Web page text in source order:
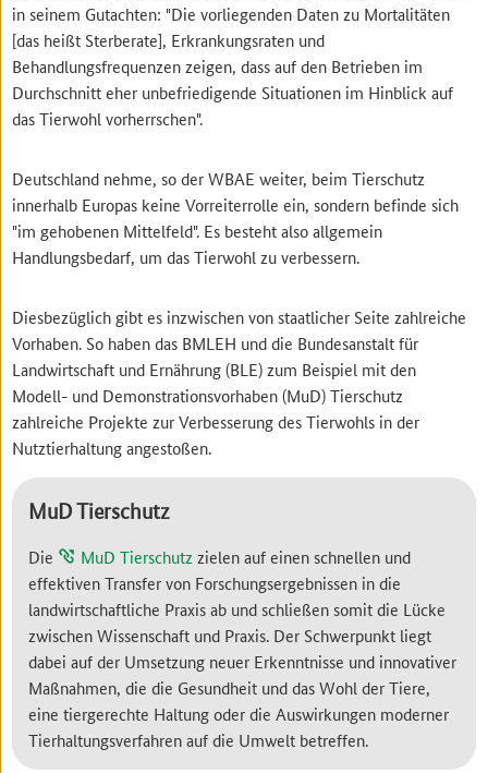
MuD Tierschutz
Die MuD Tierschutz zielen auf einen schnellen und
effektiven Transfer von Forschungsergebnissen in die
landwirtschaftliche Praxis ab und schließen somit die Lücke
zwischen Wissenschaft und Praxis. Der Schwerpunkt liegt
dabei auf der Umsetzung neuer Erkenntnisse und innovativer
Maßnahmen, die die Gesundheit und das Wohl der Tiere,
eine tiergerechte Haltung oder die Auswirkungen moderner
Tierhaltungsverfahren auf die Umwelt betreffen.
in seinem Gutachten: "Die vorliegenden Daten zu Mortalitäten
[das heißt Sterberate], Erkrankungsraten und
Behandlungsfrequenzen zeigen, dass auf den Betrieben im
Durchschnitt eher unbefriedigende Situationen im Hinblick auf
das Tierwohl vorherrschen".
Deutschland nehme, so der WBAE weiter, beim Tierschutz
innerhalb Europas keine Vorreiterrolle ein, sondern befinde sich
"im gehobenen Mittelfeld". Es besteht also allgemein
Handlungsbedarf, um das Tierwohl zu verbessern.
Diesbezüglich gibt es inzwischen von staatlicher Seite zahlreiche
Vorhaben. So haben das BMLEH und die Bundesanstalt für
Landwirtschaft und Ernährung (BLE) zum Beispiel mit den
Modell- und Demonstrationsvorhaben (MuD) Tierschutz
zahlreiche Projekte zur Verbesserung des Tierwohls in der
Nutztierhaltung angestoßen.